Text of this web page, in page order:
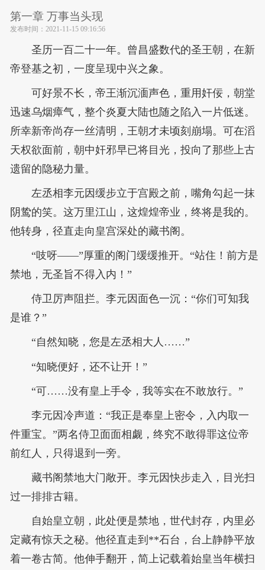
第一章 万事当头现
发布时间： 2021-11-15 09:16:56
圣历一百二十一年。曾昌盛数代的圣王朝，在新
帝登基之初，一度呈现中兴之象。
可好景不长，帝王渐沉湎声色，重用奸佞，朝堂
迅速乌烟瘴气，整个炎夏大陆也随之陷入一片低迷。
所幸新帝尚存一丝清明，王朝才未顷刻崩塌。可在滔
天权欲面前，朝中奸邪早已将目光，投向了那些上古
遗留的隐秘力量。
左丞相李元因缓步立于宫殿之前，嘴角勾起一抹
阴鸷的笑。这万里江山，这煌煌帝业，终将是我的。
他转身，径直走向皇宫深处的藏书阁。
“吱呀——”厚重的阁门缓缓推开。“站住！前方是
禁地，无圣旨不得入内！”
侍卫厉声阻拦。李元因面色一沉：“你们可知我
是谁？”
“自然知晓，您是左丞相大人……”
“知晓便好，还不让开！”
“可……没有皇上手令，我等实在不敢放行。”
李元因冷声道：“我正是奉皇上密令，入内取一
件重宝。”两名侍卫面面相觑，终究不敢得罪这位帝
前红人，只得退到一旁。
藏书阁禁地大门敞开。李元因快步走入，目光扫
过一排排古籍。
自始皇立朝，此处便是禁地，世代封存，内里必
定藏有惊天之秘。他径直走到**石台，台上静静平放
着一卷古简。他伸手翻开，简上记载着始皇当年横扫